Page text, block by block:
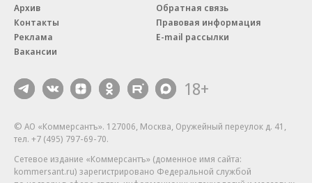
Архив
Контакты
Реклама
Вакансии
Обратная связь
Правовая информация
E-mail рассылки
18+
© АО «Коммерсантъ». 127006, Москва, Оружейный переулок д. 41,
тел. +7 (495) 797-69-70.
Сетевое издание «Коммерсантъ» (доменное имя сайта:
kommersant.ru) зарегистрировано Федеральной службой